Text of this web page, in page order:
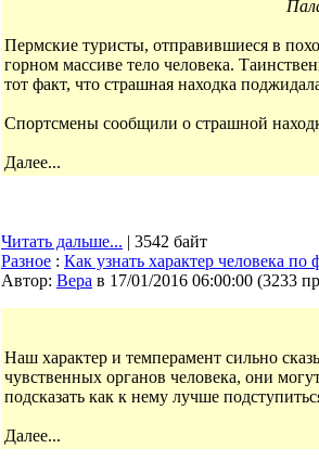
Пермские туристы, отправившиеся в
горном массиве тело человека.
тот факт, что страшная находка
Спортсмены сообщили о страшной
Далее...
Читать дальше... | 3542 байт
Разное : Как узнать характер человека по
Автор: Bepa в 17/01/2016 06:00:00 (3233
Наш характер и темперамент сильно
чувственных органов человека, они
подсказать как к нему лучше
Далее...